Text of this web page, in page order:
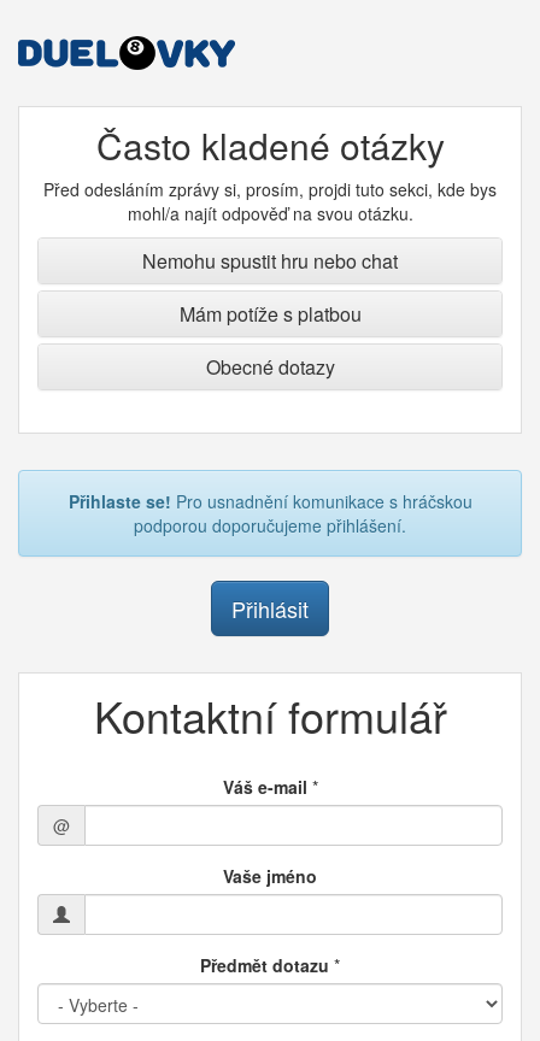
Často kladené otázky
Před odesláním zprávy si, prosím, projdi tuto sekci, kde bys
mohl/a najít odpověď na svou otázku.
Nemohu spustit hru nebo chat
Mám potíže s platbou
Obecné dotazy
Přihlaste se! Pro usnadnění komunikace s hráčskou
podporou doporučujeme přihlášení.
Přihlásit
Kontaktní formulář
Váš e-mail *
@
Vaše jméno
Předmět dotazu *